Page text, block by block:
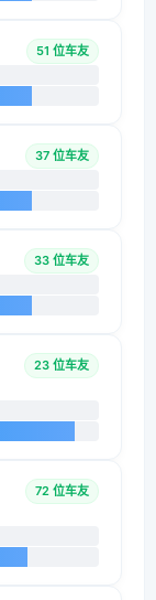
51 位车友
37 位车友
33 位车友
23 位车友
72 位车友